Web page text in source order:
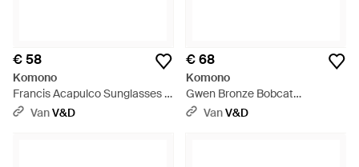
€ 58
Komono
Francis Acapulco Sunglasses -
Zwart
VanV&D
€ 68
Komono
Gwen Bronze Bobcat
Sunglasses - Bruin
VanV&D